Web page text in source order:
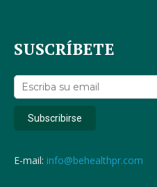
SUSCRÍBETE
E-mail: info@behealthpr.com